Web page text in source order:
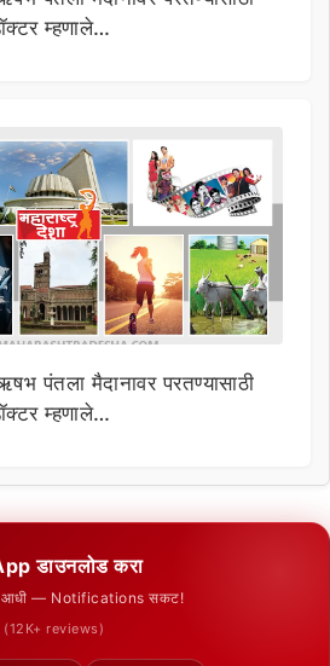
म्हणाले…
पंतला मैदानावर परतण्यासाठी
म्हणाले…
डाउनलोड करा
आधी — Notifications सकट!
reviews)